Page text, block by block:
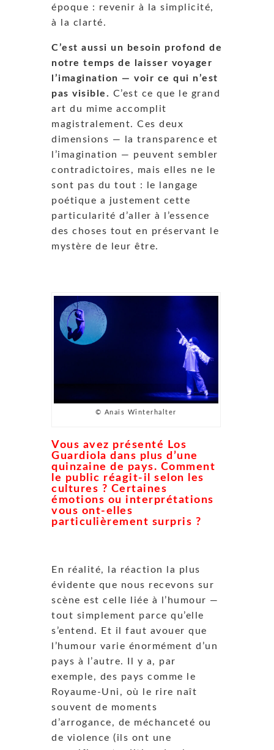
époque : revenir à la simplicité,
à la clarté.
C’est aussi un besoin profond de
notre temps de laisser voyager
l’imagination — voir ce qui n’est
pas visible. C’est ce que le grand
art du mime accomplit
magistralement. Ces deux
dimensions — la transparence et
l’imagination — peuvent sembler
contradictoires, mais elles ne le
sont pas du tout : le langage
poétique a justement cette
particularité d’aller à l’essence
des choses tout en préservant le
mystère de leur être.
© Anaïs Winterhalter
Vous avez présenté Los
Guardiola dans plus d’une
quinzaine de pays. Comment
le public réagit-il selon les
cultures ? Certaines
émotions ou interprétations
vous ont-elles
particulièrement surpris ?
En réalité, la réaction la plus
évidente que nous recevons sur
scène est celle liée à l’humour —
tout simplement parce qu’elle
s’entend. Et il faut avouer que
l’humour varie énormément d’un
pays à l’autre. Il y a, par
exemple, des pays comme le
Royaume-Uni, où le rire naît
souvent de moments
d’arrogance, de méchanceté ou
de violence (ils ont une